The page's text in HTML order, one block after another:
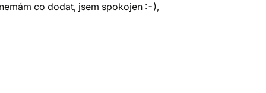
co dodat, jsem spokojen :-),